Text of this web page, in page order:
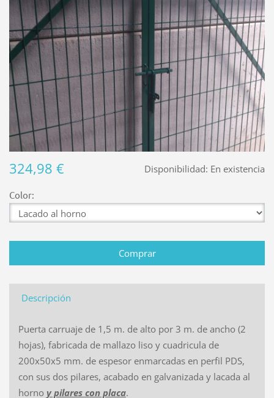
Disponibilidad: En existencia
324,98 €
Color:
Descripción
Puerta carruaje de 1,5 m. de alto por 3 m. de ancho (2
hojas), fabricada de mallazo liso y cuadricula de
200x50x5 mm. de espesor enmarcadas en perfil PDS,
con sus dos pilares, acabado en galvanizada y lacada al
horno y pilares con placa.